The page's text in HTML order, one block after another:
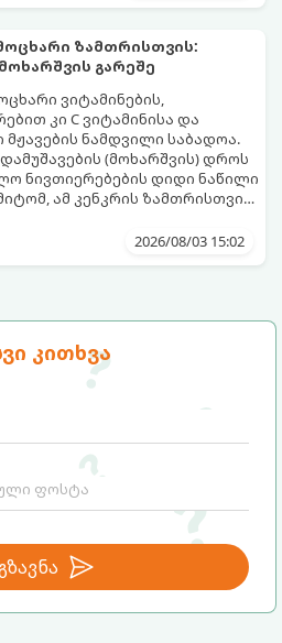
კითხვა
ზამთრისთვის:
გარეშე
ვიტამინების,
კი C ვიტამინისა და
ნამდვილი საბადოა.
(მოხარშვის) დროს
ნივთიერებების დიდი ნაწილი
ამ კენკრის ზამთრისთვის
- მოხარშვის გარეშე.
კაშკაშა გემოს, არომატს და
2026/08/03 15:02